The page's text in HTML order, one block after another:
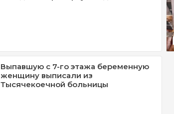
Выпавшую с 7-го этажа беременную
женщину выписали из
Тысячекоечной больницы